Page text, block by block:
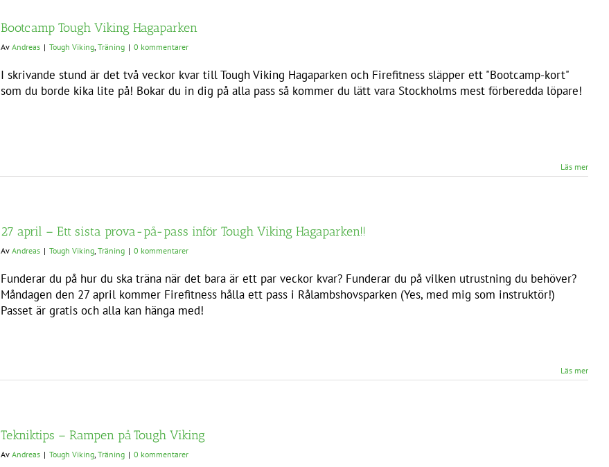
Bootcamp Tough Viking Hagaparken
Av Andreas | Tough Viking, Träning | 0 kommentarer
I skrivande stund är det två veckor kvar till Tough Viking Hagaparken och Firefitness släpper ett "Bootcamp-kort"
som du borde kika lite på! Bokar du in dig på alla pass så kommer du lätt vara Stockholms mest förberedda löpare!
Läs mer
27 april – Ett sista prova-på-pass inför Tough Viking Hagaparken!!
Av Andreas | Tough Viking, Träning | 0 kommentarer
Funderar du på hur du ska träna när det bara är ett par veckor kvar? Funderar du på vilken utrustning du behöver?
Måndagen den 27 april kommer Firefitness hålla ett pass i Rålambshovsparken (Yes, med mig som instruktör!)
Passet är gratis och alla kan hänga med!
Läs mer
Tekniktips – Rampen på Tough Viking
Av Andreas | Tough Viking, Träning | 0 kommentarer